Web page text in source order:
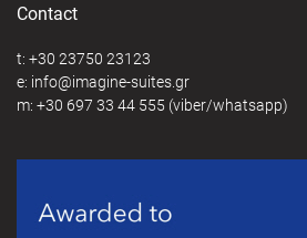
Contact
t: +30 23750 23123
e:
@
m: +30 697 33 44 555 (viber/whatsapp)